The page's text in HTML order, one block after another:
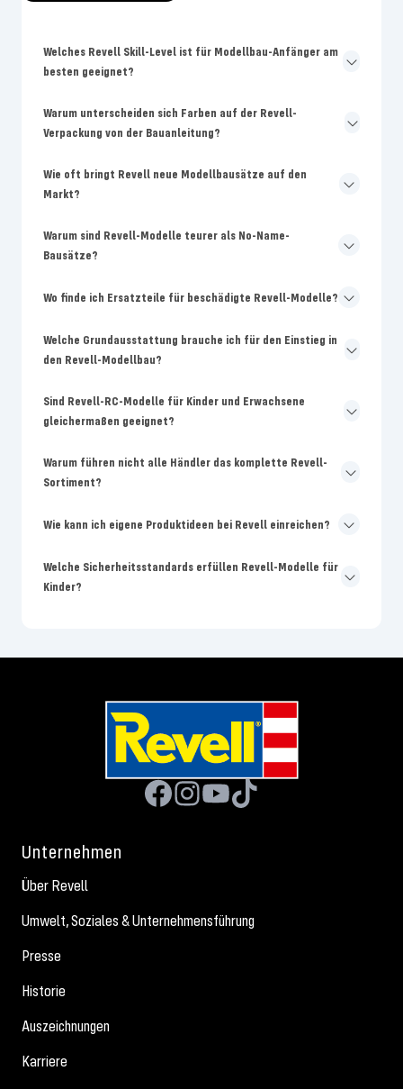
Welches Revell Skill-Level ist für Modellbau-Anfänger am
besten geeignet?
Warum unterscheiden sich Farben auf der Revell-
Verpackung von der Bauanleitung?
Wie oft bringt Revell neue Modellbausätze auf den
Markt?
Warum sind Revell-Modelle teurer als No-Name-
Bausätze?
Wo finde ich Ersatzteile für beschädigte Revell-Modelle?
Welche Grundausstattung brauche ich für den Einstieg in
den Revell-Modellbau?
Sind Revell-RC-Modelle für Kinder und Erwachsene
gleichermaßen geeignet?
Warum führen nicht alle Händler das komplette Revell-
Sortiment?
Wie kann ich eigene Produktideen bei Revell einreichen?
Welche Sicherheitsstandards erfüllen Revell-Modelle für
Kinder?
Unternehmen
Über Revell
Umwelt, Soziales & Unternehmensführung
Presse
Historie
Auszeichnungen
Karriere